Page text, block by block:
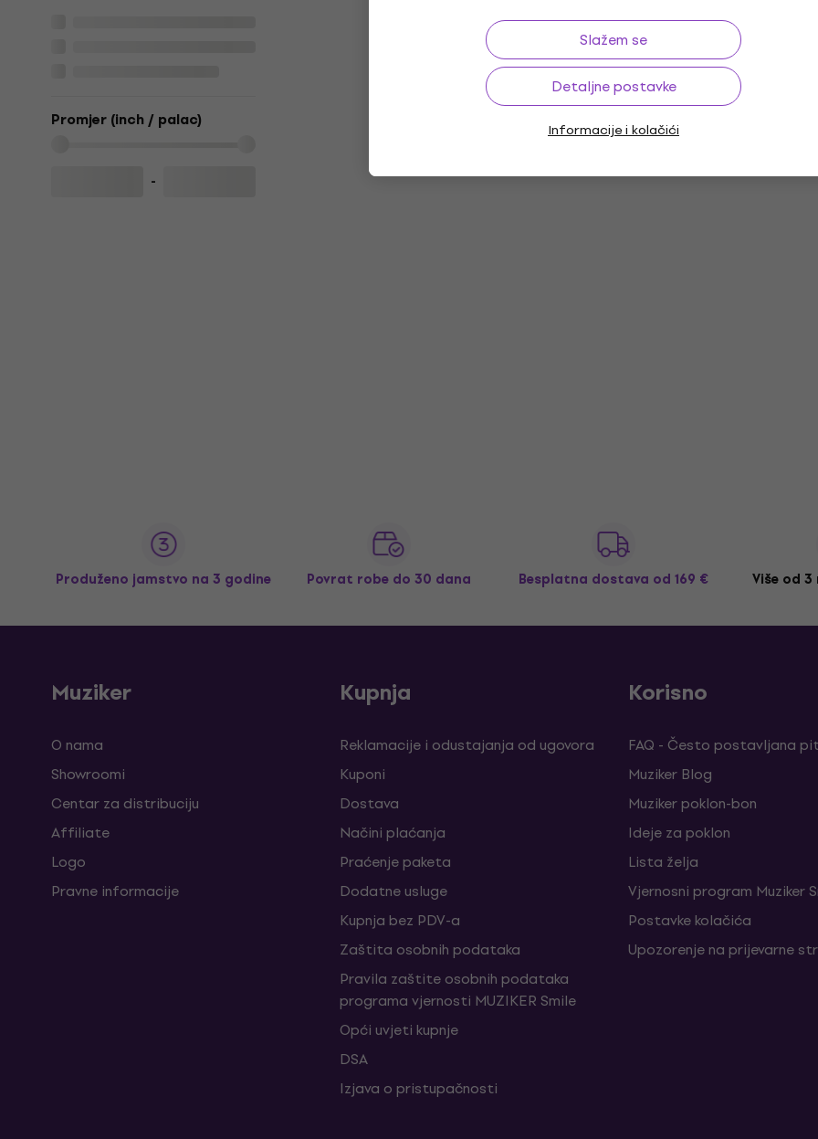
Slažem se
Detaljne postavke
Informacije i kolačići
Promjer (inch / palac)
-
Produženo jamstvo na 3 godine Povrat robe do 30 dana Besplatna dostava od 169 € Više od
Muziker
O nama
Showroomi
Centar za distribuciju
Affiliate
Logo
Pravne informacije
Kupnja
Reklamacije i odustajanja od ugovora
Kuponi
Dostava
Načini plaćanja
Praćenje paketa
Dodatne usluge
Kupnja bez PDV-a
Zaštita osobnih podataka
Pravila zaštite osobnih podataka
programa vjernosti MUZIKER Smile
Opći uvjeti kupnje
DSA
Izjava o pristupačnosti
Korisno
FAQ - Često postavljana
Muziker Blog
Muziker poklon-bon
Ideje za poklon
Lista želja
Vjernosni program Muziker
Postavke kolačića
Upozorenje na prijevarne